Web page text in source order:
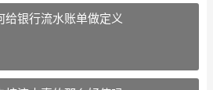
银行流水账单做定义